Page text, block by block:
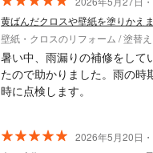
黄ばんだクロスや壁紙を塗りかえ
壁紙・クロスのリフォーム / 塗替え
暑い中、雨漏りの補修をして
たので助かりました。雨の
時に点検します。
2026年5月20日